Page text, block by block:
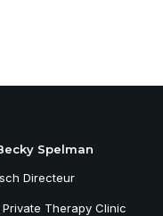
Spelman
Directeur
Private Therapy Clinic